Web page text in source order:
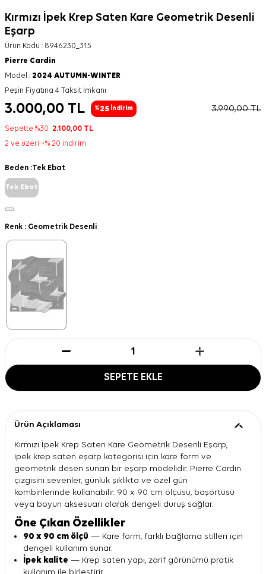
Kırmızı İpek Krep Saten Kare Geometrik Desenli
Eşarp
Ürün Kodu : 8946230_315
Pierre Cardin
Model : 2024 AUTUMN-WINTER
Peşin Fiyatına 4 Taksit İmkanı
3.000,00 TL %25 İndirim 3.990,00TL
Sepette %30 2.100,00 TL
2 ve üzeri +% 20 indirim
Beden :Tek Ebat
Tek Ebat
Renk : Geometrik Desenli
SEPETE EKLE
Ürün Açıklaması
Kırmızı İpek Krep Saten Kare Geometrik Desenli Eşarp,
ipek krep saten eşarp kategorisi için kare form ve
geometrik desen sunan bir eşarp modelidir. Pierre Cardin
çizgisini sevenler, günlük şıklıkta ve özel gün
kombinlerinde kullanabilir. 90 x 90 cm ölçüsü, başörtüsü
veya boyun aksesuarı olarak dengeli duruş sağlar.
Öne Çıkan Özellikler
90 x 90 cm ölçü — Kare form, farklı bağlama stilleri için
dengeli kullanım sunar.
İpek kalite — Krep saten yapı, zarif görünümü pratik
kullanım ile birleştirir.